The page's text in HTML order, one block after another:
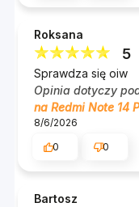
Roksana
5
Sprawdza się oiw
Opinia dotyczy
na Redmi Note 14
8/6/2026
0
0
Bartosz